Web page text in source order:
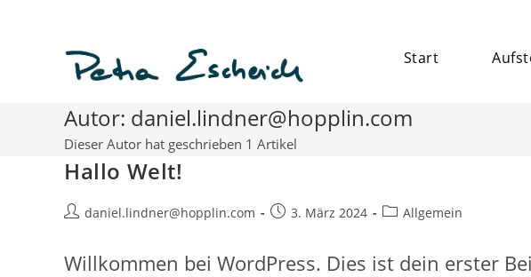
Start
Autor: daniel.lindner@hopplin.com
Dieser Autor hat geschrieben 1 Artikel
Hallo Welt!
Beitrags-
daniel.lindner@hopplin.com
Beitrag3. März 2024
Beitrags-
Allgemein
Willkommen bei WordPress. Dies ist dein erster